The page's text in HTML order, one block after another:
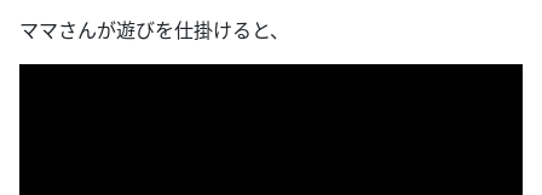
ママさんが遊びを仕掛けると、